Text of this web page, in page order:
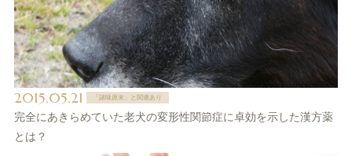
2015.05.21 「諸味原末」と関連あり
完全にあきらめていた老犬の変形性関節症に卓効を示した漢方薬
とは？